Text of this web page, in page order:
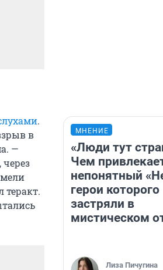
.
в
—
теракт.
МНЕНИЕ
«Люди тут
Чем
непонятный
герои которого
застряли в
мистическом
Лиза Пичугина